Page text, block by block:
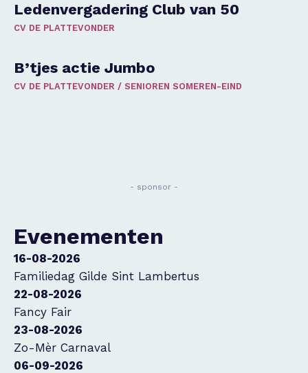
Ledenvergadering Club van 50
CV DE PLATTEVONDER
B’tjes actie Jumbo
CV DE PLATTEVONDER / SENIOREN SOMEREN-EIND
- sponsor -
Evenementen
16-08-2026
Familiedag Gilde Sint Lambertus
22-08-2026
Fancy Fair
23-08-2026
Zo-Mèr Carnaval
06-09-2026